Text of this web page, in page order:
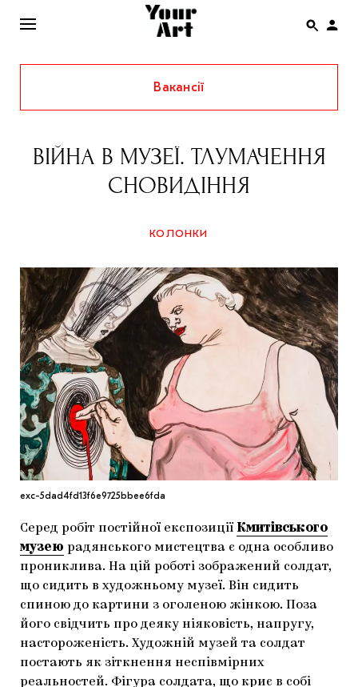
ENG
НОВИНИ
АФІША
ІНТЕРВ’Ю
СПЕЦПРОЄКТИ
THE UKRAINIAN PAVILION AT VENICE BIENNALE
2022
МАРІУПОЛЬСЬКІ МАРГІНАЛІЇ
ДОСЛІДНИЦЬКА ПЛАТФОРМА
ЗАПАЛЕННЯ
CARPATHIAN CULT ПРО РІЗДВЯНІ СВЯТА
Вакансії
ВІЙНА В МУЗЕЇ. ТЛУМАЧЕННЯ
СНОВИДІННЯ
КОЛОНКИ
exc-5dad4fd13f6e9725bbee6fda
Серед робіт постійної експозиції Кмитівського
музею радянського мистецтва є одна особливо
прониклива. На цій роботі зображений солдат,
що сидить в художньому музеї. Він сидить
спиною до картини з оголеною жінкою. Поза
його свідчить про деяку ніяковість, напругу,
настороженість. Художній музей та солдат
постають як зіткнення неспівмірних
реальностей. Фігура солдата, що криє в собі